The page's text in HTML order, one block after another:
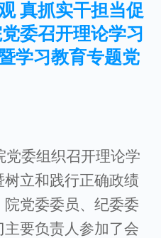
真抓实干担当促
委召开理论学习
学习教育专题党
党委组织召开理论学
立和践行正确政绩
党委委员、纪委委
要负责人参加了会